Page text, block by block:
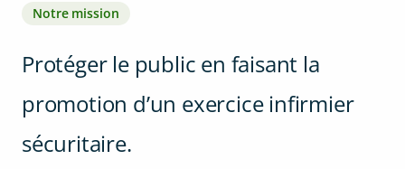
Notre mission
Protéger le public en faisant la
promotion d’un exercice infirmier
sécuritaire.